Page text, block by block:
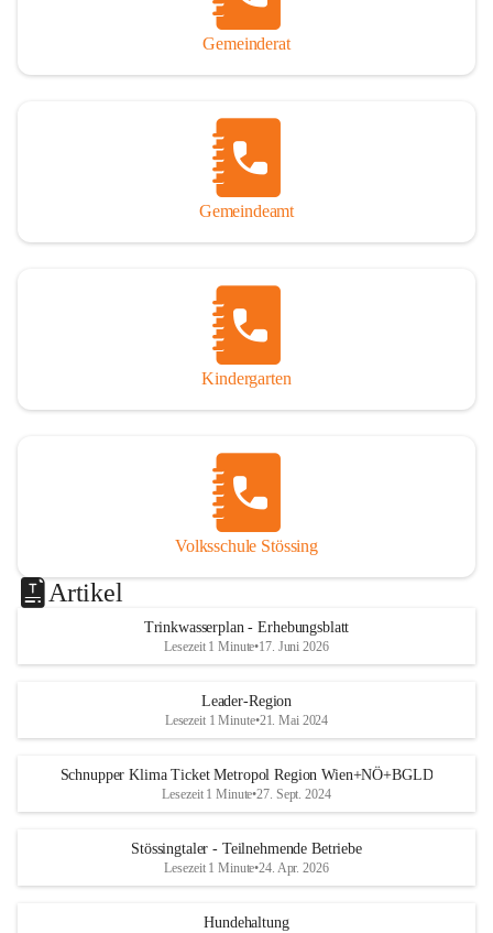
Gemeinderat
Gemeindeamt
Kindergarten
Volksschule Stössing
Artikel
Trinkwasserplan - Erhebungsblatt
Lesezeit 1 Minute•17. Juni 2026
Leader-Region
Lesezeit 1 Minute•21. Mai 2024
Schnupper Klima Ticket Metropol Region Wien+NÖ+BGLD
Lesezeit 1 Minute•27. Sept. 2024
Stössingtaler - Teilnehmende Betriebe
Lesezeit 1 Minute•24. Apr. 2026
Hundehaltung